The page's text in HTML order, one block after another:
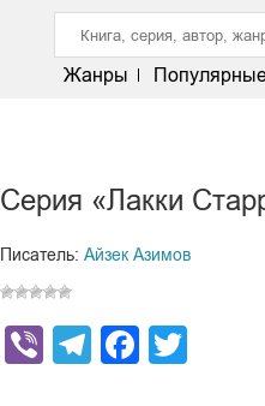
Жанры Популярные
Серия «Лакки
Писатель: Айзек Азимов
ViberTelegram